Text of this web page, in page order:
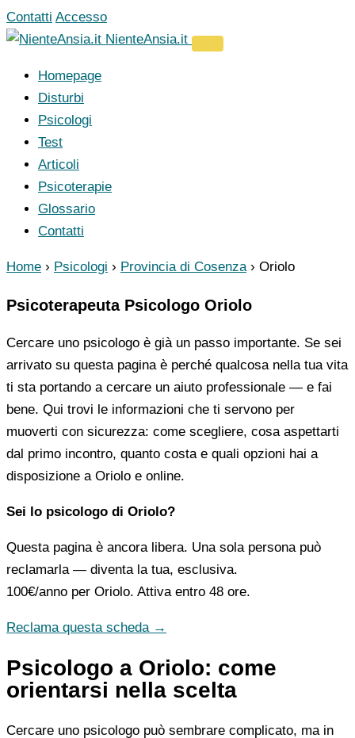
Vai
al
Contatti Accesso
NienteAnsia.it
Homepage
Disturbi
Psicologi
Test
Articoli
Psicoterapie
Glossario
Contatti
Home › Psicologi › Provincia di Cosenza › Oriolo
Psicoterapeuta Psicologo Oriolo
Cercare uno psicologo è già un passo importante. Se sei
arrivato su questa pagina è perché qualcosa nella tua vita
ti sta portando a cercare un aiuto professionale — e fai
bene. Qui trovi le informazioni che ti servono per
muoverti con sicurezza: come scegliere, cosa aspettarti
dal primo incontro, quanto costa e quali opzioni hai a
disposizione a Oriolo e online.
Sei lo psicologo di Oriolo?
Questa pagina è ancora libera. Una sola persona può
reclamarla — diventa la tua, esclusiva.
100€/anno per Oriolo. Attiva entro 48 ore.
Reclama questa scheda →
Psicologo a Oriolo: come
orientarsi nella scelta
Cercare uno psicologo può sembrare complicato, ma in